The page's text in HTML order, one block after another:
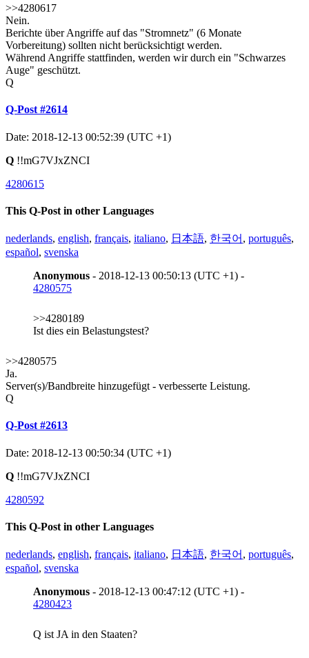
>>4280617
Nein.
Berichte über Angriffe auf das "Stromnetz" (6 Monate
Vorbereitung) sollten nicht berücksichtigt werden.
Während Angriffe stattfinden, werden wir durch ein "Schwarzes
Auge" geschützt.
Q
Q-Post #2614
Date: 2018-12-13 00:52:39 (UTC +1)
Q !!mG7VJxZNCI
4280615
This Q-Post in other Languages
nederlands, english, français, italiano, 日本語, 한국어 , português,
español, svenska
Anonymous - 2018-12-13 00:50:13 (UTC +1) -
4280575
>>4280189
Ist dies ein Belastungstest?
>>4280575
Ja.
Server(s)/Bandbreite hinzugefügt - verbesserte Leistung.
Q
Q-Post #2613
Date: 2018-12-13 00:50:34 (UTC +1)
Q !!mG7VJxZNCI
4280592
This Q-Post in other Languages
nederlands, english, français, italiano, 日本語, 한국어 , português,
español, svenska
Anonymous - 2018-12-13 00:47:12 (UTC +1) -
4280423
Q ist JA in den Staaten?